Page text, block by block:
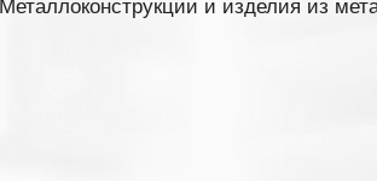
Металлоконструкции и изделия из